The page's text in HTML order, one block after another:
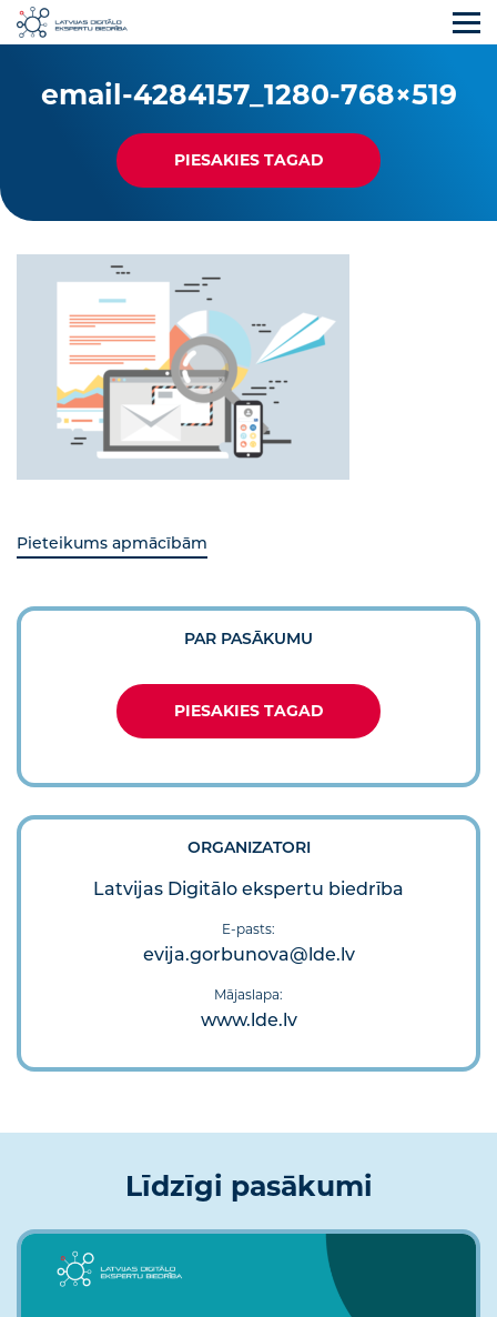
email-4284157_1280-768×519
PIESAKIES TAGAD
Pieteikums apmācībām
PAR PASĀKUMU
PIESAKIES TAGAD
ORGANIZATORI
Latvijas Digitālo ekspertu biedrība
E-pasts:
evija.gorbunova@lde.lv
Mājaslapa:
www.lde.lv
Līdzīgi pasākumi